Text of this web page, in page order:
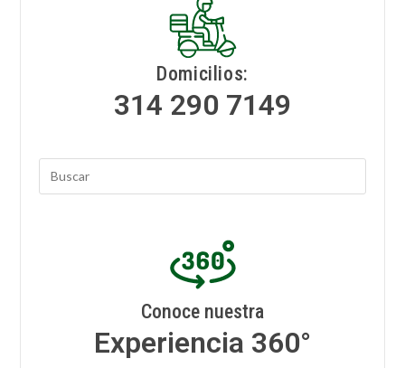
Domicilios:
314 290 7149
Conoce nuestra
Experiencia 360°